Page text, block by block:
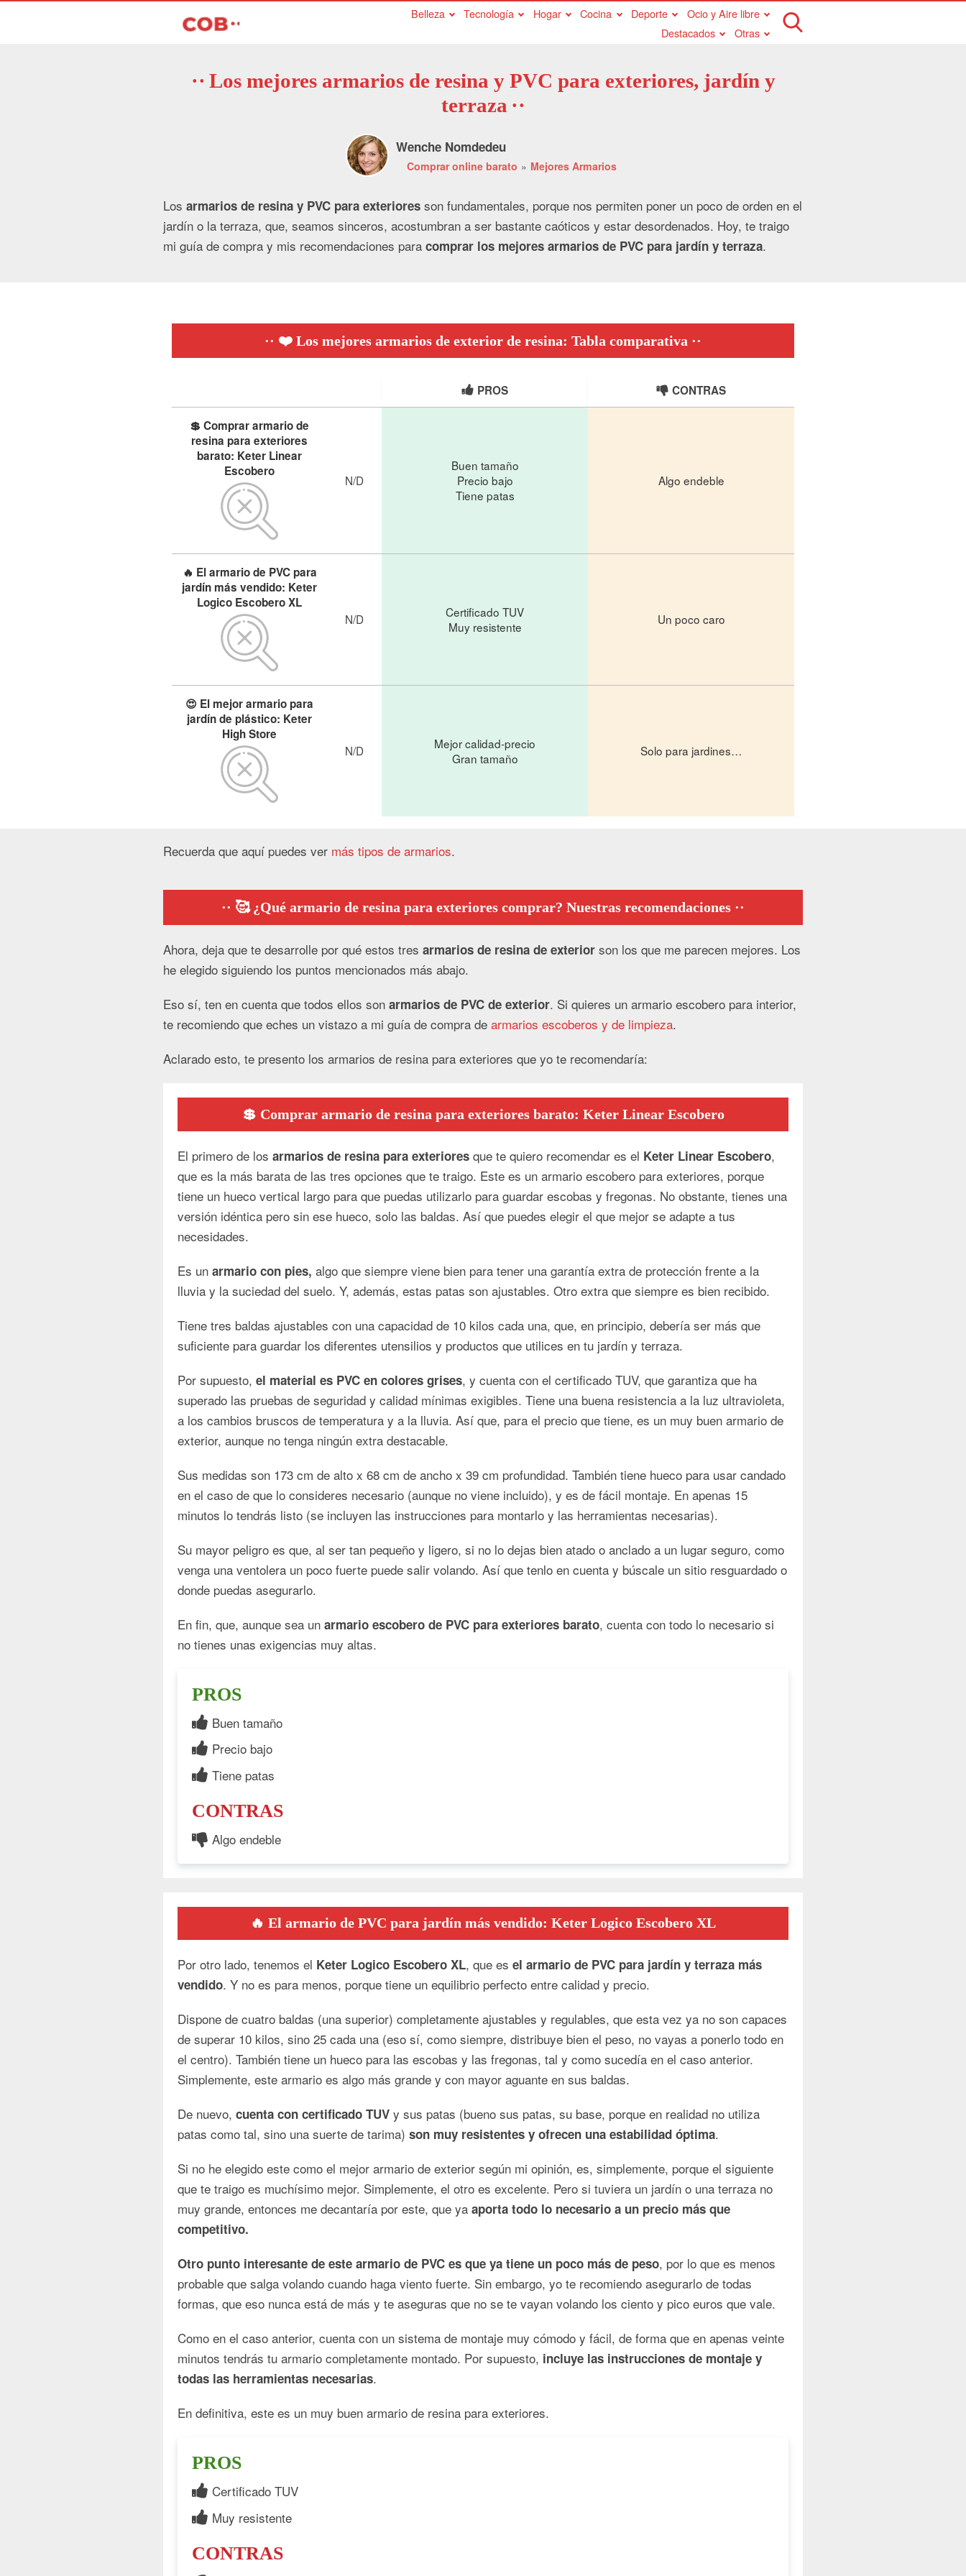
Belleza Tecnología Hogar Cocina Deporte
Ocio y Aire libre
Destacados
Otras
Los mejores armarios de resina y PVC para exteriores, jardín y
terraza
Wenche Nomdedeu
Comprar online barato Mejores Armarios
Losarmarios de resina y PVC para exteriores son fundamentales, porque nos permiten poner un poco de orden en el
jardín o la terraza, que, seamos sinceros, acostumbran a ser bastante caóticos y estar desordenados. Hoy, te traigo
mi guía de compra y mis recomendaciones paracomprar los mejores armarios de PVC para jardín y terraza.
❤️ Los mejores armarios de exterior de resina: Tabla comparativa
PROS CONTRAS
💲 Comprar armario de
resina para exteriores
barato: Keter Linear
Escobero
N/D
Buen tamaño
Precio bajo
Tiene patas
Algo endeble
🔥 El armario de PVC para
jardín más vendido: Keter
Logico Escobero XL
N/D
Certificado TUV
Muy resistente
Un poco caro
😍 El mejor armario para
jardín de plástico: Keter
High Store
N/D
Mejor calidad-precio
Gran tamaño
Solo para jardines…
Recuerda que aquí puedes ver más tipos de armarios.
🥰 ¿Qué armario de resina para exteriores comprar? Nuestras recomendaciones
Ahora, deja que te desarrolle por qué estos tresarmarios de resina de exterior son los que me parecen mejores. Los
he elegido siguiendo los puntos mencionados más abajo.
Eso sí, ten en cuenta que todos ellos sonarmarios de PVC de exterior. Si quieres un armario escobero para interior,
te recomiendo que eches un vistazo a mi guía de compra dearmarios escoberos y de limpieza.
Aclarado esto, te presento los armarios de resina para exteriores que yo te recomendaría:
💲 Comprar armario de resina para exteriores barato: Keter Linear Escobero
El primero de losarmarios de resina para exteriores que te quiero recomendar es el Keter Linear Escobero,
que es la más barata de las tres opciones que te traigo. Este es un armario escobero para exteriores, porque
tiene un hueco vertical largo para que puedas utilizarlo para guardar escobas y fregonas. No obstante, tienes una
versión idéntica pero sin ese hueco, solo las baldas. Así que puedes elegir el que mejor se adapte a tus
necesidades.
Es unarmario con pies, algo que siempre viene bien para tener una garantía extra de protección frente a la
lluvia y la suciedad del suelo. Y, además, estas patas son ajustables. Otro extra que siempre es bien recibido.
Tiene tres baldas ajustables con una capacidad de 10 kilos cada una, que, en principio, debería ser más que
suficiente para guardar los diferentes utensilios y productos que utilices en tu jardín y terraza.
Por supuesto,el material es PVC en colores grises, y cuenta con el certificado TUV, que garantiza que ha
superado las pruebas de seguridad y calidad mínimas exigibles. Tiene una buena resistencia a la luz ultravioleta,
a los cambios bruscos de temperatura y a la lluvia. Así que, para el precio que tiene, es un muy buen armario de
exterior, aunque no tenga ningún extra destacable.
Sus medidas son 173 cm de alto x 68 cm de ancho x 39 cm profundidad. También tiene hueco para usar candado
en el caso de que lo consideres necesario (aunque no viene incluido), y es de fácil montaje. En apenas 15
minutos lo tendrás listo (se incluyen las instrucciones para montarlo y las herramientas necesarias).
Su mayor peligro es que, al ser tan pequeño y ligero, si no lo dejas bien atado o anclado a un lugar seguro, como
venga una ventolera un poco fuerte puede salir volando. Así que tenlo en cuenta y búscale un sitio resguardado o
donde puedas asegurarlo.
En fin, que, aunque sea unarmario escobero de PVC para exteriores barato, cuenta con todo lo necesario si
no tienes unas exigencias muy altas.
PROS
Buen tamaño
Precio bajo
Tiene patas
CONTRAS
Algo endeble
🔥 El armario de PVC para jardín más vendido: Keter Logico Escobero XL
Por otro lado, tenemos el Keter Logico Escobero XL, que esel armario de PVC para jardín y terraza más
vendido. Y no es para menos, porque tiene un equilibrio perfecto entre calidad y precio.
Dispone de cuatro baldas (una superior) completamente ajustables y regulables, que esta vez ya no son capaces
de superar 10 kilos, sino 25 cada una (eso sí, como siempre, distribuye bien el peso, no vayas a ponerlo todo en
el centro). También tiene un hueco para las escobas y las fregonas, tal y como sucedía en el caso anterior.
Simplemente, este armario es algo más grande y con mayor aguante en sus baldas.
De nuevo,cuenta con certificado TUV y sus patas (bueno sus patas, su base, porque en realidad no utiliza
patas como tal, sino una suerte de tarima) son muy resistentes y ofrecen una estabilidad óptima.
Si no he elegido este como el mejor armario de exterior según mi opinión, es, simplemente, porque el siguiente
que te traigo es muchísimo mejor. Simplemente, el otro es excelente. Pero si tuviera un jardín o una terraza no
muy grande, entonces me decantaría por este, que yaaporta todo lo necesario a un precio más que
competitivo.
Otro punto interesante de este armario de PVC es que ya tiene un poco más de peso, por lo que es menos
probable que salga volando cuando haga viento fuerte. Sin embargo, yo te recomiendo asegurarlo de todas
formas, que eso nunca está de más y te aseguras que no se te vayan volando los ciento y pico euros que vale.
Como en el caso anterior, cuenta con un sistema de montaje muy cómodo y fácil, de forma que en apenas veinte
minutos tendrás tu armario completamente montado. Por supuesto, incluye las instrucciones de montaje y
todas las herramientas necesarias.
En definitiva, este es un muy buen armario de resina para exteriores.
PROS
Certificado TUV
Muy resistente
CONTRAS